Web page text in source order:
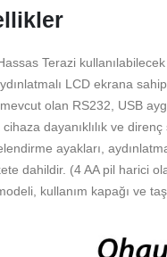
Terazi
LCD ekrana
olan RS232, USB
dayanıklılık ve
ayakları,
dahildir. (4 AA pil harici
kullanım kapağı ve